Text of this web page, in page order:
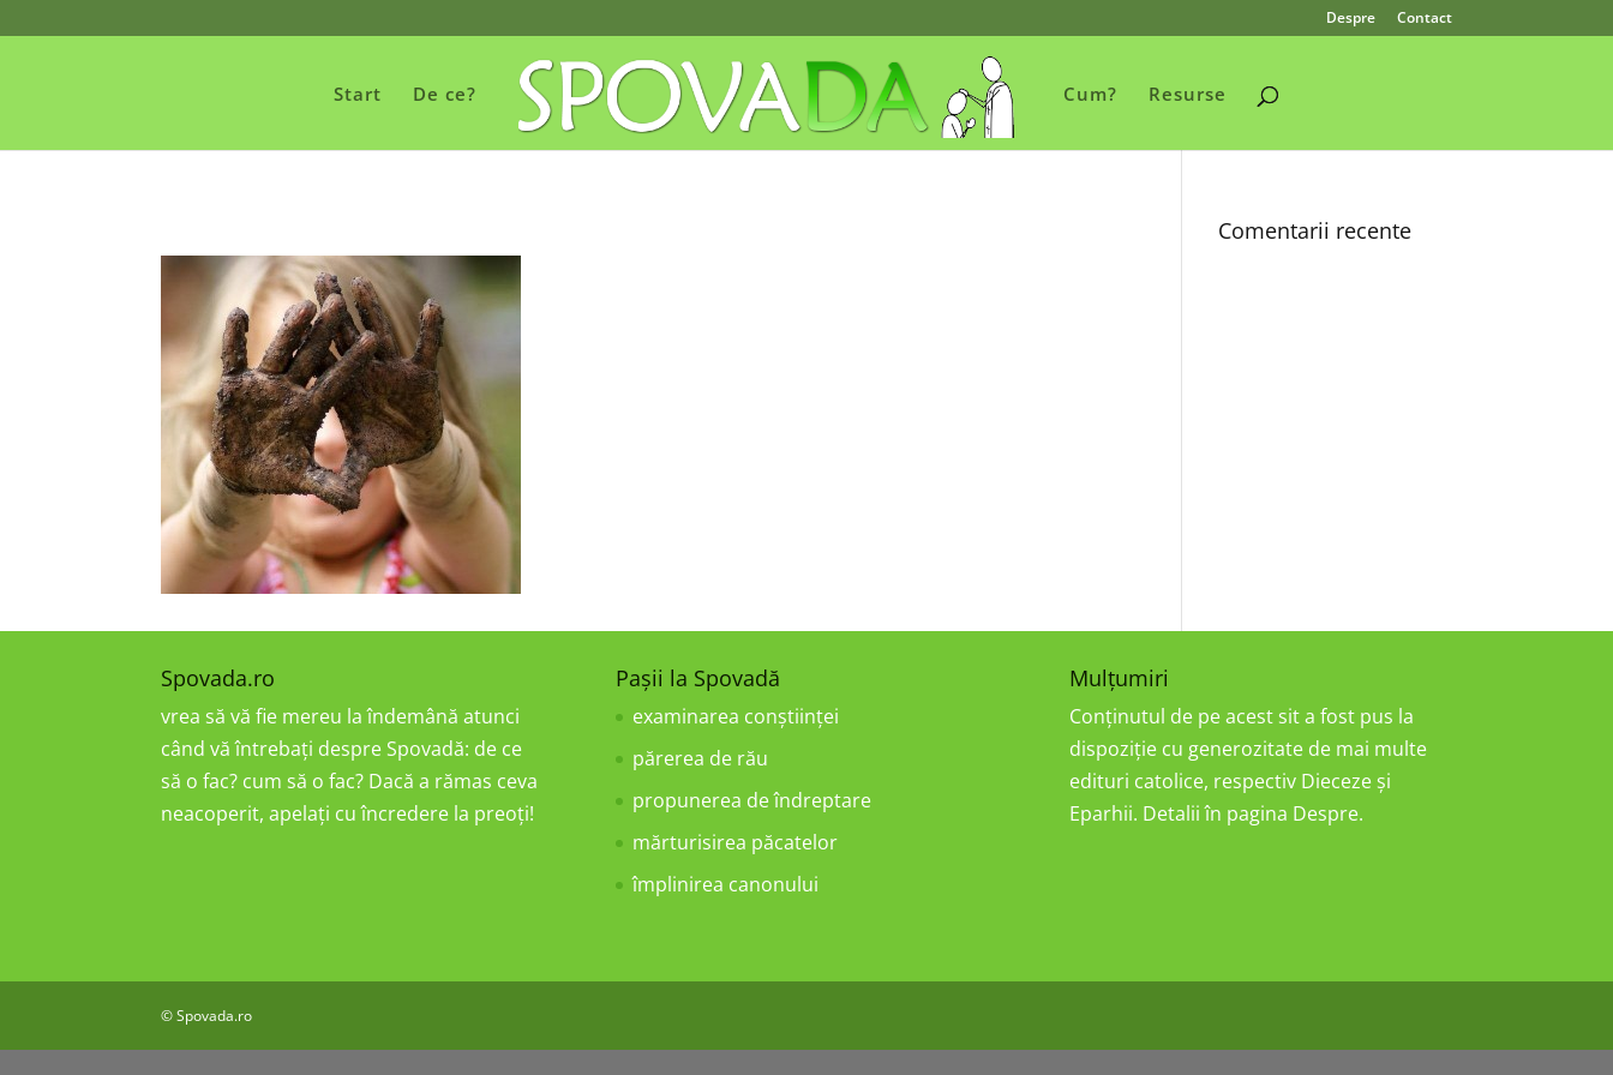
Despre Contact
Start De ce? Cum? Resurse
Comentarii recente
Spovada.ro
vrea să vă fie mereu la îndemână atunci
când vă întrebați despre Spovadă: de ce
să o fac? cum să o fac? Dacă a rămas ceva
neacoperit, apelați cu încredere la preoți!
Pașii la Spovadă
examinarea conştiinţei
părerea de rău
propunerea de îndreptare
mărturisirea păcatelor
împlinirea canonului
Mulțumiri
Conținutul de pe acest sit a fost pus la
dispoziție cu generozitate de mai multe
edituri catolice, respectiv Dieceze și
Eparhii. Detalii în pagina Despre.
© Spovada.ro